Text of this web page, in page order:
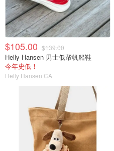
$105.00 $139.00
Helly Hansen 男士低帮帆船鞋
今年史低！
Helly Hansen CA